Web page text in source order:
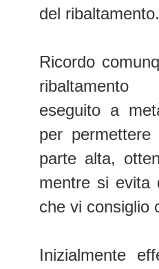
del ribaltamento.
Ricordo
eseguito a
per
parte alta,
mentre si evita
che vi consiglio
Inizialmente